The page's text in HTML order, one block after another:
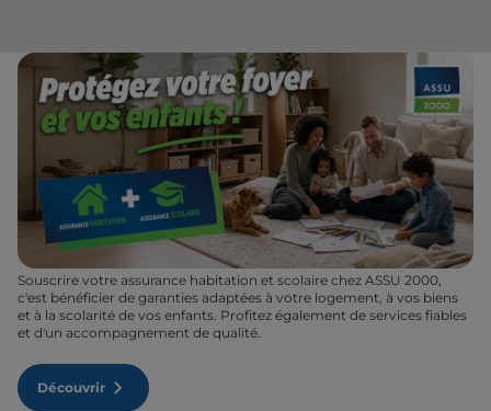
Souscrire votre assurance habitation et scolaire chez ASSU 2000,
c'est bénéficier de garanties adaptées à votre logement, à vos biens
et à la scolarité de vos enfants. Profitez également de services fiables
et d'un accompagnement de qualité.
Découvrir